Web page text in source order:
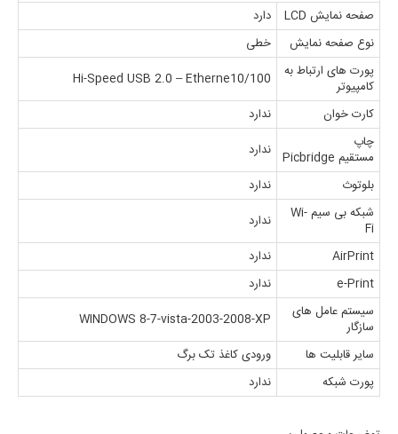
صفحه نمایش LCD
دارد
نوع صفحه نمایش
خطی
پورت های ارتباط به
کامپیوتر
Hi-Speed USB 2.0 – Etherne10/100
کارت خوان
ندارد
چاپ
مستقیم Picbridge
ندارد
بلوتوث
ندارد
شبکه بی سیم Wi-
Fi
ندارد
AirPrint
ندارد
e-Print
ندارد
سیستم عامل های
سازگار
WINDOWS 8-7-vista-2003-2008-XP
سایر قابلیت ها
ورودی کاغذ تک برگ
پورت شبکه
ندارد